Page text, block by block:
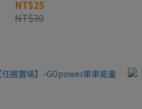
NT$25
NT$30